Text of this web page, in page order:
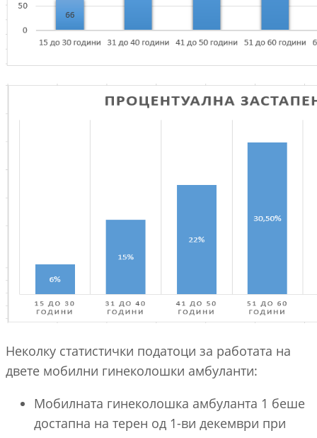
Неколку статистички податоци за работата на
двете мобилни гинеколошки амбуланти:
Мобилната гинеколошка амбуланта 1 беше
достапна на терен од 1-ви декември при